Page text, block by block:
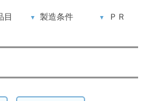
目 製造条件 ＰＲ